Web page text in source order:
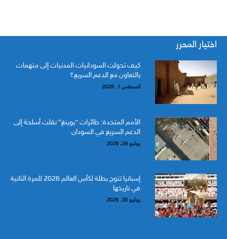
اختيار المحرر
كيف تحولت السودانيات المدنيات إلى متهمات
بالتعاون مع الدعم السريع؟
أغسطس 1, 2026
الأمم المتحدة: طائرات “بوينغ” نقلت أسلحة إلى
الدعم السريع في السودان
يوليو 29, 2026
إسبانيا تتوج بطلة لكأس العالم 2026 للمرة الثانية
في تاريخها
يوليو 20, 2026